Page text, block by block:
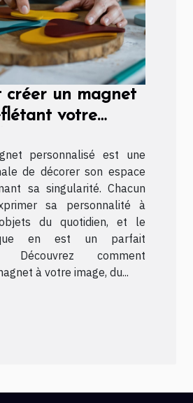
créer un magnet
votre
personnalisé est une
de décorer son espace
sa singularité. Chacun
sa personnalité à
du quotidien, et le
en est un parfait
Découvrez comment
à votre image, du...